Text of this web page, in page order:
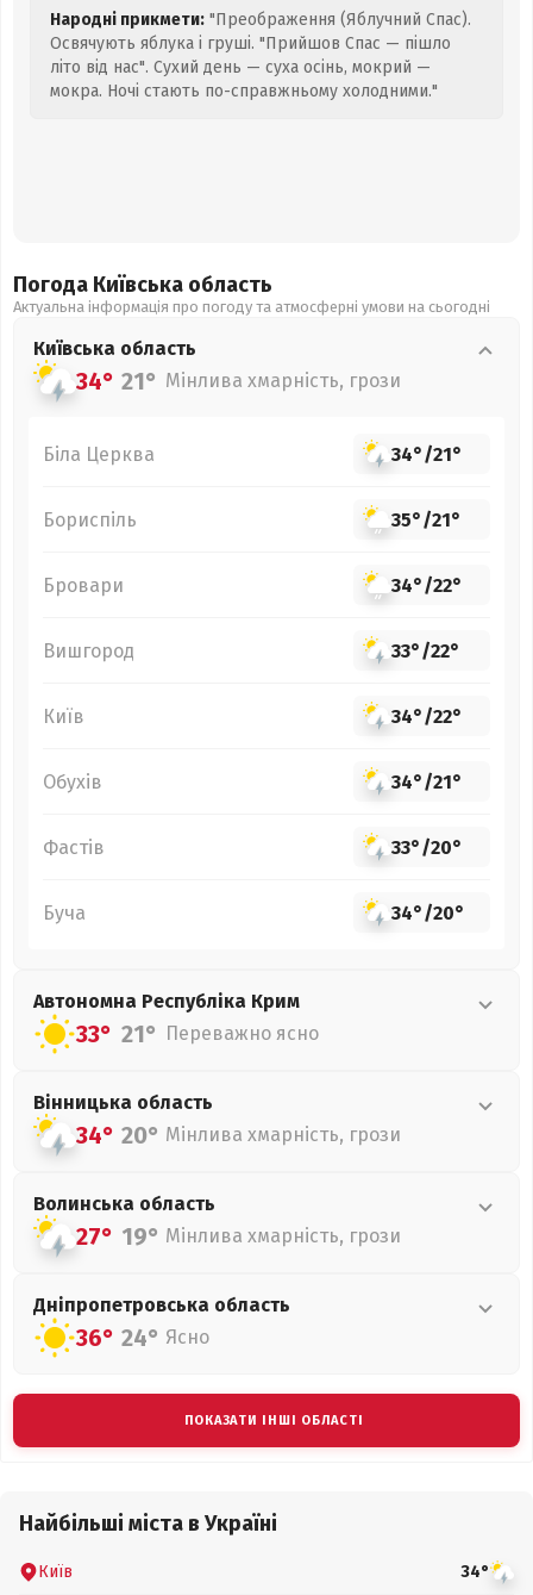
Народні прикмети: "Преображення (Яблучний Спас).
Освячують яблука і груші. "Прийшов Спас — пішло
літо від нас". Сухий день — суха осінь, мокрий —
мокра. Ночі стають по-справжньому холодними."
Погода Київська область
Актуальна інформація про погоду та атмосферні умови на сьогодні
Київська область
34° 21° Мінлива хмарність, грози
Біла Церква 34°/21°
Бориспіль 35°/21°
Бровари 34°/22°
Вишгород 33°/22°
Київ 34°/22°
Обухів 34°/21°
Фастів 33°/20°
Буча 34°/20°
Автономна Республіка Крим
33° 21° Переважно ясно
Вінницька область
34° 20° Мінлива хмарність, грози
Волинська область
27° 19° Мінлива хмарність, грози
Дніпропетровська область
36° 24° Ясно
ПОКАЗАТИ ІНШІ ОБЛАСТІ
Найбільші міста в Україні
Київ 34°